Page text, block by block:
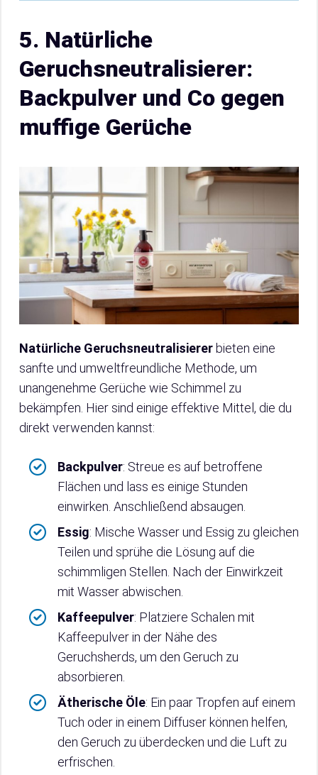
5. Natürliche
Geruchsneutralisierer:
Backpulver und Co gegen
muffige Gerüche
Natürliche Geruchsneutralisierer bieten eine
sanfte und umweltfreundliche Methode, um
unangenehme Gerüche wie Schimmel zu
bekämpfen. Hier sind einige effektive Mittel, die du
direkt verwenden kannst:
Backpulver: Streue es auf betroffene
Flächen und lass es einige Stunden
einwirken. Anschließend absaugen.
Essig: Mische Wasser und Essig zu gleichen
Teilen und sprühe die Lösung auf die
schimmligen Stellen. Nach der Einwirkzeit
mit Wasser abwischen.
Kaffeepulver: Platziere Schalen mit
Kaffeepulver in der Nähe des
Geruchsherds, um den Geruch zu
absorbieren.
Ätherische Öle: Ein paar Tropfen auf einem
Tuch oder in einem Diffuser können helfen,
den Geruch zu überdecken und die Luft zu
erfrischen.